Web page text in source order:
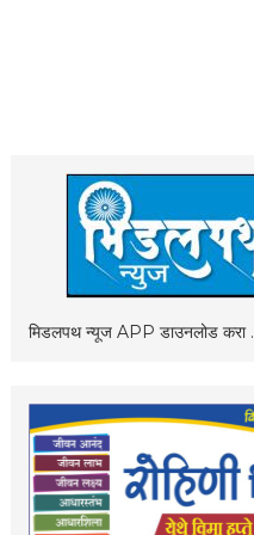
मिडलपथ न्यूज APP डाउनलोड करा .